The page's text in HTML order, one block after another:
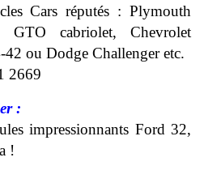
Cars réputés : Plymouth
GTO cabriolet, Chevrolet
ou Dodge Challenger etc.
:
impressionnants Ford 32,
!